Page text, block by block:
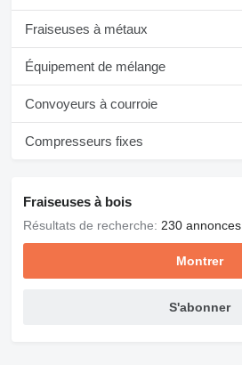
Fraiseuses à métaux
Équipement de mélange
Convoyeurs à courroie
Compresseurs fixes
Fraiseuses à bois
Résultats de recherche: 230 annonces
Montrer
S'abonner